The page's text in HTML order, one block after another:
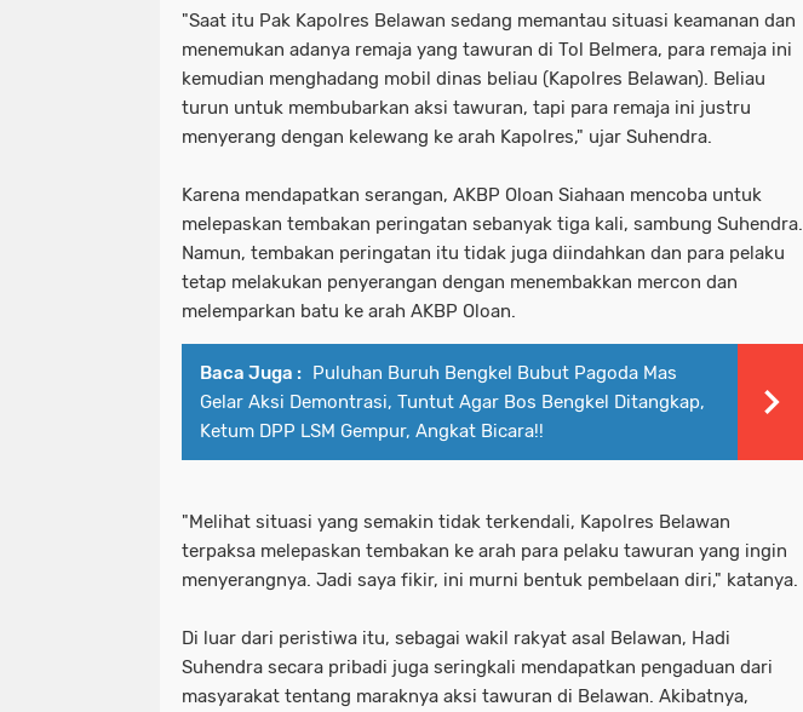
"Saat itu Pak Kapolres Belawan sedang memantau situasi keamanan dan
menemukan adanya remaja yang tawuran di Tol Belmera, para remaja ini
kemudian menghadang mobil dinas beliau (Kapolres Belawan). Beliau
turun untuk membubarkan aksi tawuran, tapi para remaja ini justru
menyerang dengan kelewang ke arah Kapolres," ujar Suhendra.
Karena mendapatkan serangan, AKBP Oloan Siahaan mencoba untuk
melepaskan tembakan peringatan sebanyak tiga kali, sambung Suhendra.
Namun, tembakan peringatan itu tidak juga diindahkan dan para pelaku
tetap melakukan penyerangan dengan menembakkan mercon dan
melemparkan batu ke arah AKBP Oloan.
Baca Juga : Puluhan Buruh Bengkel Bubut Pagoda Mas
Gelar Aksi Demontrasi, Tuntut Agar Bos Bengkel Ditangkap,
Ketum DPP LSM Gempur, Angkat Bicara!!
"Melihat situasi yang semakin tidak terkendali, Kapolres Belawan
terpaksa melepaskan tembakan ke arah para pelaku tawuran yang ingin
menyerangnya. Jadi saya fikir, ini murni bentuk pembelaan diri," katanya.
Di luar dari peristiwa itu, sebagai wakil rakyat asal Belawan, Hadi
Suhendra secara pribadi juga seringkali mendapatkan pengaduan dari
masyarakat tentang maraknya aksi tawuran di Belawan. Akibatnya,